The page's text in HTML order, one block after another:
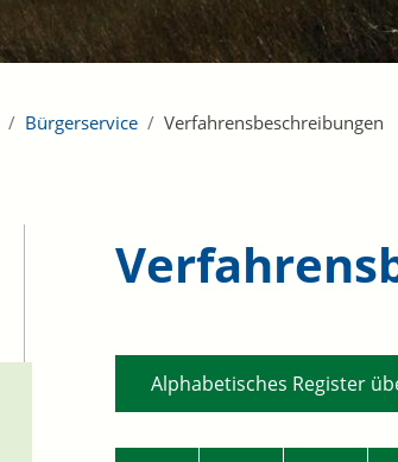
Bürgerservice Verfahrensbeschreibungen
Alphabetisches Register